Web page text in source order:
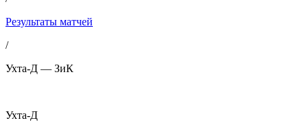
Результаты матчей
/
Ухта-Д — ЗиК
Ухта-Д